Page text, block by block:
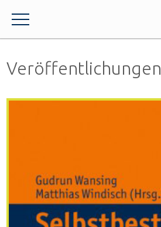
Veröffentlichungen